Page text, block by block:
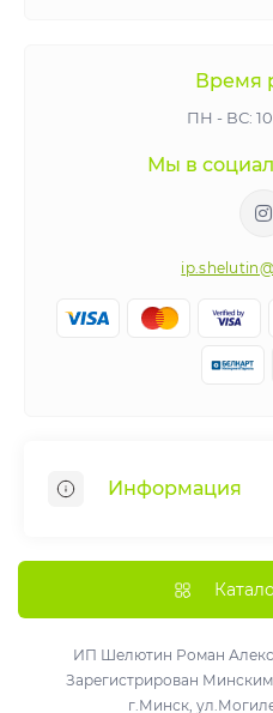
Время
ПН - ВС:
Мы в
Информация
Как получить больше
нового велосипеда !
О нас
ИП Шелютин Роман
Зарегистрирован
г.Минск,